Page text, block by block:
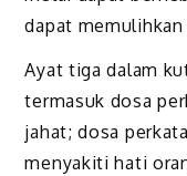
dapat
Ayat tiga dalam
termasuk dosa
jahat; dosa
menyakiti hati